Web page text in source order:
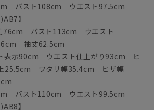
バスト108cm ウエスト97.5cm
】
丈76cm バスト113cm ウエスト
袖丈62.5cm
ト表示90cm ウエスト仕上がり93cm ヒ
25.5cm ワタリ幅35.4cm ヒザ幅
バスト110cm ウエスト99.5cm
】